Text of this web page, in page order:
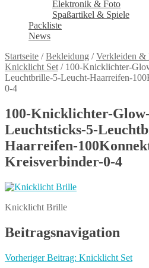
Elektronik & Foto
Spaßartikel & Spiele
Packliste
News
Startseite /Bekleidung /Verkleiden &
Knicklicht Set / 100-Knicklichter-
Leuchtbrille-5-Leucht-Haarreifen-
0-4
100-Knicklichter-
Leuchtsticks-5-
Haarreifen-
Kreisverbinder-0-4
Knicklicht Brille
Beitragsnavigation
Vorheriger Beitrag: Knicklicht Set